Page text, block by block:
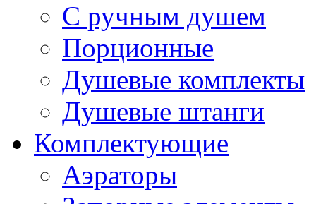
С ручным душем
Порционные
Душевые комплекты
Душевые штанги
Комплектующие
Аэраторы